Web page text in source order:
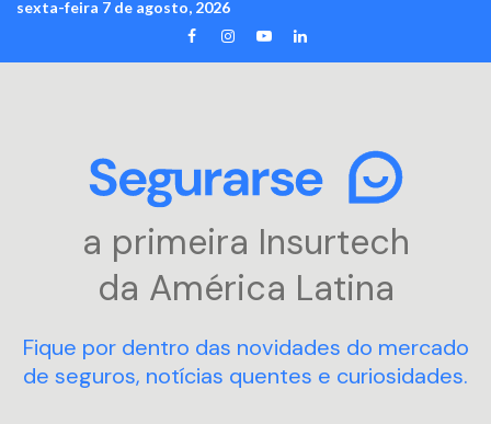
Skip
content
sexta-feira 7 de agosto, 2026
FACEBOOK
INSTAGRAM
YOUTUBE
LINKEDIN
a primeira Insurtech
da América Latina
Fique por dentro das novidades do mercado
de seguros, notícias quentes e curiosidades.